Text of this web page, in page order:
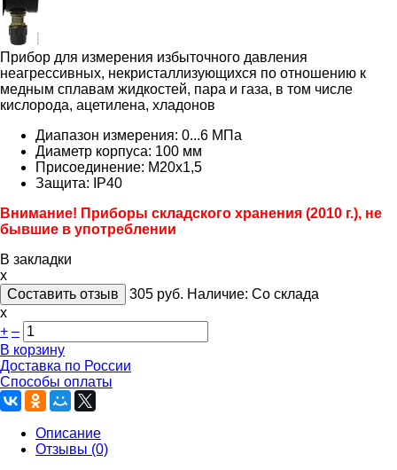
Прибор для измерения избыточного давления
неагрессивных, некристаллизующихся по отношению к
медным сплавам жидкостей, пара и газа, в том числе
кислорода, ацетилена, хладонов
Диапазон измерения: 0...6 МПа
Диаметр корпуса: 100 мм
Присоединение: М20х1,5
Защита: IP40
Внимание! Приборы складского хранения (2010 г.), не
бывшие в употреблении
В закладки
x
Составить отзыв
305 руб. Наличие: Со склада
х
+ –
В корзину
Доставка по России
Способы оплаты
Описание
Отзывы (0)